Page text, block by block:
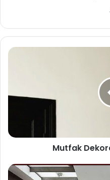
Mutfak